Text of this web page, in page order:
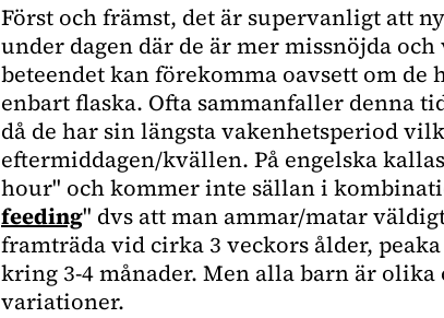
Först och främst, det är supervanligt att
under dagen där de är mer missnöjda
beteendet kan förekomma oavsett om de
enbart flaska. Ofta sammanfaller denna
då de har sin längsta vakenhetsperiod
eftermiddagen/kvällen. På engelska
hour" och kommer inte sällan i
feeding" dvs att man ammar/matar
framträda vid cirka 3 veckors ålder,
kring 3-4 månader. Men alla barn är
variationer.